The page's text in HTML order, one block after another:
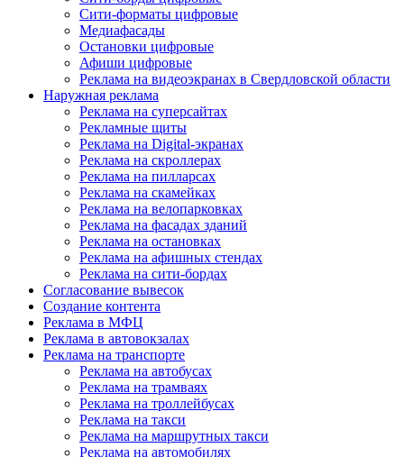
Сити-форматы цифровые
Медиафасады
Остановки цифровые
Афиши цифровые
Реклама на видеоэкранах в Свердловской области
Наружная реклама
Реклама на суперсайтах
Рекламные щиты
Реклама на Digital-экранах
Реклама на скроллерах
Реклама на пилларсах
Реклама на скамейках
Реклама на велопарковках
Реклама на фасадах зданий
Реклама на остановках
Реклама на афишных стендах
Реклама на сити-бордах
Согласование вывесок
Создание контента
Реклама в МФЦ
Реклама в автовокзалах
Реклама на транспорте
Реклама на автобусах
Реклама на трамваях
Реклама на троллейбусах
Реклама на такси
Реклама на маршрутных такси
Реклама на автомобилях